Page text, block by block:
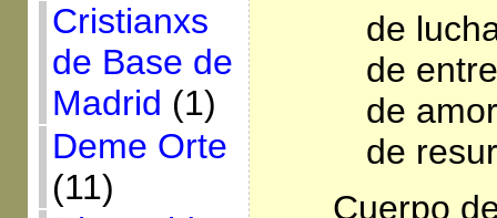
Cristianxs
de Base de
Madrid (1)
Deme Orte
(11)
de
de
de
de
Cuerpo